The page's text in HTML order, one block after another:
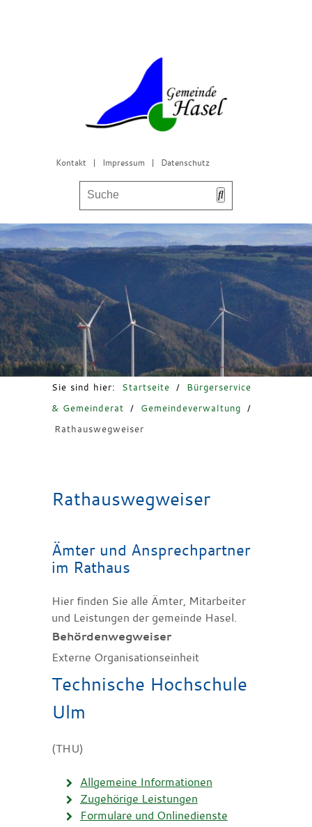
Kontakt | Impressum | Datenschutz
Bürgerservice & Gemeinderat
Leben in Hasel
Freizeit & Tourismus
Sie sind hier: Startseite /
Bürgerservice
& Gemeinderat
/ Gemeindeverwaltung
/
Rathauswegweiser
Rathauswegweiser
Ämter und Ansprechpartner
im Rathaus
Hier finden Sie alle Ämter, Mitarbeiter
und Leistungen der gemeinde Hasel.
Behördenwegweiser
Externe Organisationseinheit
Technische Hochschule
Ulm
(THU)
Allgemeine Informationen
Zugehörige Leistungen
Formulare und Onlinedienste